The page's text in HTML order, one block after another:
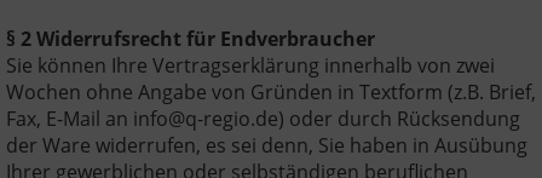
§ 2 Widerrufsrecht für Endverbraucher
Sie können Ihre Vertragserklärung innerhalb von zwei
Wochen ohne Angabe von Gründen in Textform (z.B. Brief,
Fax, E-Mail an info@q-regio.de) oder durch Rücksendung
der Ware widerrufen, es sei denn, Sie haben in Ausübung
Ihrer gewerblichen oder selbständigen beruflichen